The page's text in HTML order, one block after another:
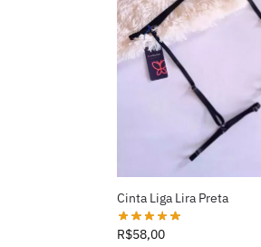
Cinta Liga Lira Preta
R$58,00